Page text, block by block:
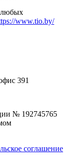
любых
www.tio.by/
391
№ 192745765
соглашение